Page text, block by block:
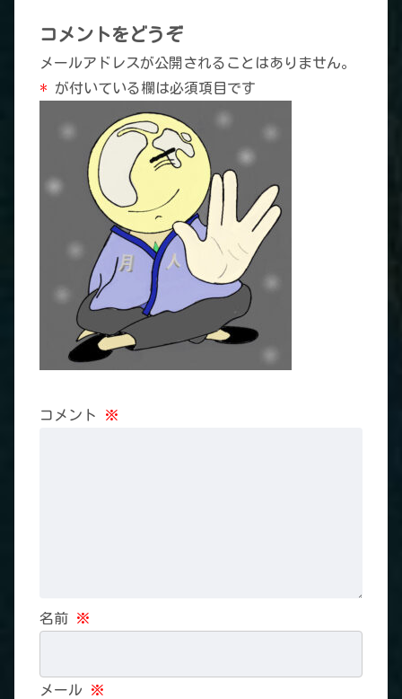
コメントをどうぞ
メールアドレスが公開されることはありません。
* が付いている欄は必須項目です
コメント ※
名前 ※
メール ※